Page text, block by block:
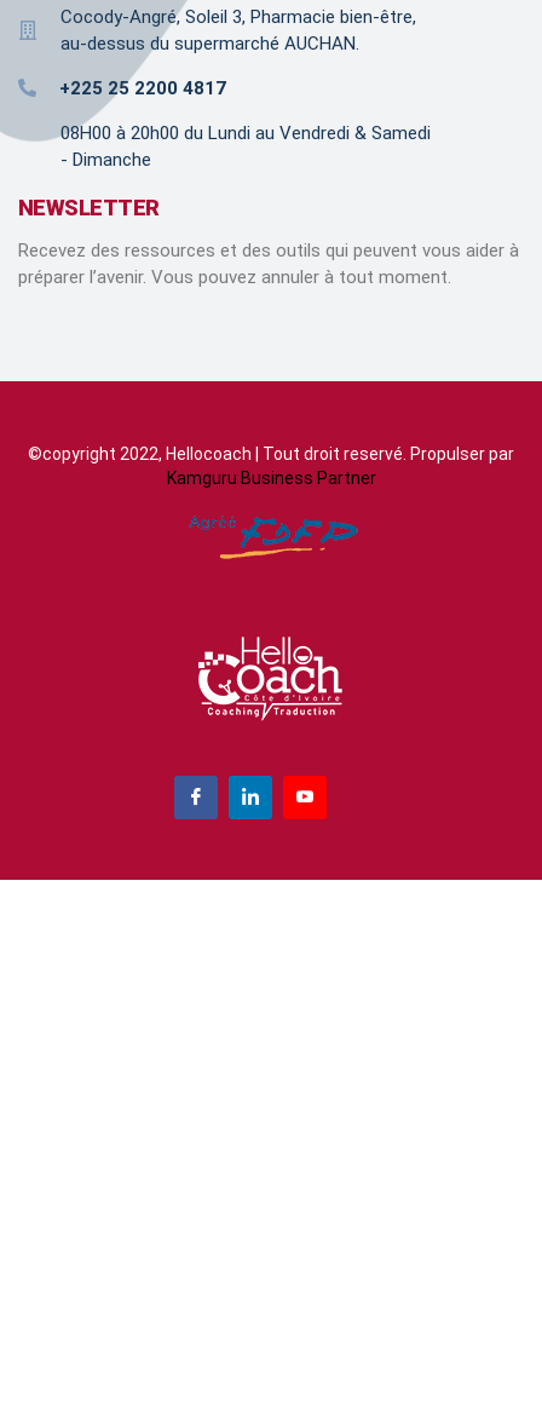
Cocody-Angré, Soleil 3, Pharmacie bien-être,
au-dessus du supermarché AUCHAN.
+225 25 2200 4817
08H00 à 20h00 du Lundi au Vendredi & Samedi
- Dimanche
NEWSLETTER
Recevez des ressources et des outils qui peuvent vous aider à
préparer l’avenir. Vous pouvez annuler à tout moment.
©copyright 2022, Hellocoach | Tout droit reservé. Propulser par
Kamguru Business Partner